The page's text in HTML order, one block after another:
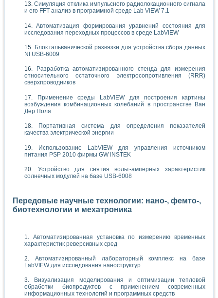
Симуляция отклика импульсного радиолокационного сигнала
и его FFT анализ в программной среде Lab VIEW 7.1
Автоматизация формирования уравнений состояния для
исследования переходных процессов в среде LabVIEW
Блок гальванической развязки для устройства сбора данных
NI USB-6009
Разработка автоматизированного стенда для измерения
относительного остаточного электросопротивления (RRR)
сверхпроводников
Применение среды LabVIEW для построения картины
возбуждения комбинационных колебаний в пространстве Ван
Дер Поля
Портативная система для определения показателей
качества электрической энергии
Использование LabVIEW для управления источником
питания PSP 2010 фирмы GW INSTEK
Устройство для снятия вольт-амперных характеристик
солнечных модулей на базе USB-6008
Передовые научные технологии: нано-, фемто-,
биотехнологии и мехатроника
Автоматизированная установка по измерению временных
характеристик реверсивных сред
Автоматизированный лабораторный комплекс на базе
LabVIEW для исследования наноструктур
Визуализация моделирования и оптимизации тепловой
обработки биопродуктов с применением современных
информационных технологий и программных средств